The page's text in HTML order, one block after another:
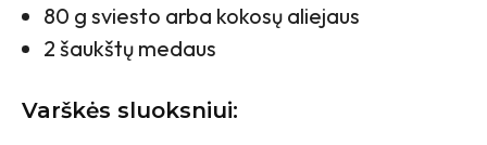
80 g sviesto arba kokosų aliejaus
2 šaukštų medaus
Varškės sluoksniui: